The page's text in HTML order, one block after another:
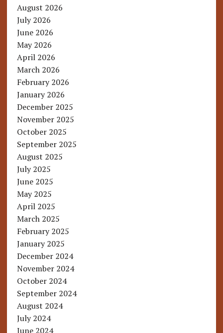
August 2026
July 2026
June 2026
May 2026
April 2026
March 2026
February 2026
January 2026
December 2025
November 2025
October 2025
September 2025
August 2025
July 2025
June 2025
May 2025
April 2025
March 2025
February 2025
January 2025
December 2024
November 2024
October 2024
September 2024
August 2024
July 2024
June 2024